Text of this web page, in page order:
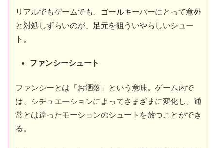
リアルでもゲームでも、ゴールキーパーにとって意外
と対処しずらいのが、足元を狙ういやらしいシュー
ト。
ファンシーシュート
ファンシーとは「お洒落」という意味。ゲーム内で
は、シチュエーションによってさまざまに変化し、通
常とは違ったモーションのシュートを放つことができ
る。